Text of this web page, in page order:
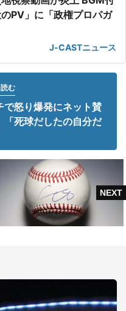
PV」に「政権プロパガ
J-CASTニュース
む
で怒り爆発にネット賛
死球だしたの自分だ